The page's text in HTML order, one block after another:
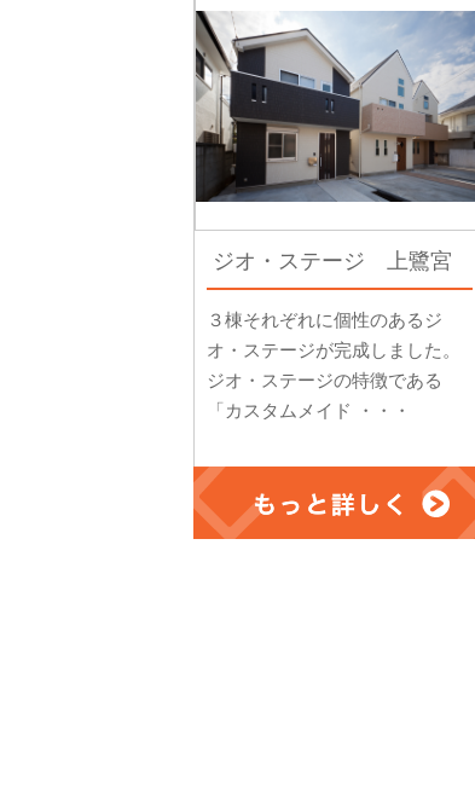
ジオ・ステージ 上鷺宮
３棟それぞれに個性のあるジ
オ・ステージが完成しました。
ジオ・ステージの特徴である
「カスタムメイド ・・・